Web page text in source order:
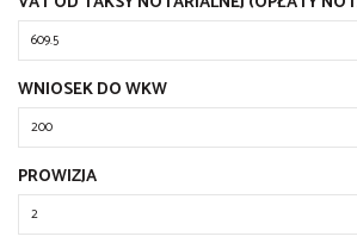
WNIOSEK DO WKW
PROWIZJA